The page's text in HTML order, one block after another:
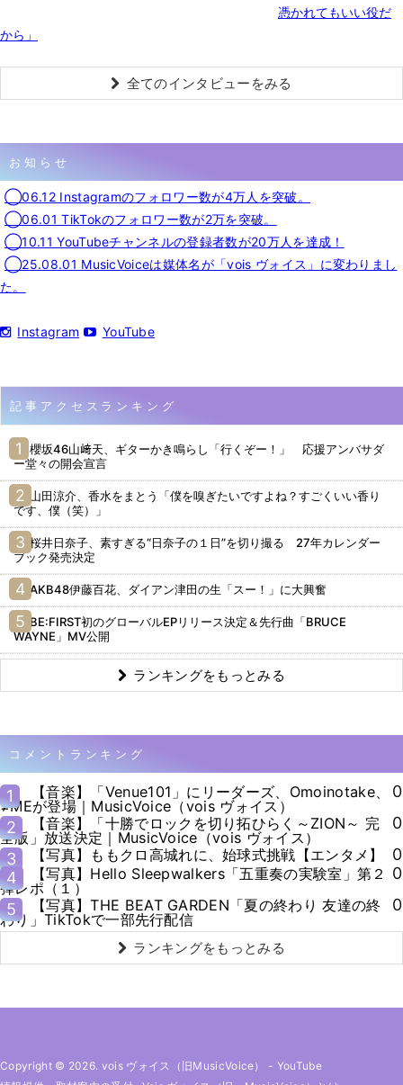
憑かれてもいい役だ
から」
全てのインタビューをみる
お知らせ
◯06.12 Instagramのフォロワー数が4万人を突破。
◯06.01 TikTokのフォロワー数が2万を突破。
◯10.11 YouTubeチャンネルの登録者数が20万人を達成！
◯25.08.01 MusicVoiceは媒体名が「vois ヴォイス」に変わりまし
た。
Instagram YouTube
記事アクセスランキング
櫻坂46山﨑天、ギターかき鳴らし「行くぞー！」 応援アンバサダ
ー堂々の開会宣言
山田涼介、香水をまとう「僕を嗅ぎたいですよね？すごくいい香り
です、僕（笑）」
桜井日奈子、素すぎる“日奈子の１日”を切り撮る 27年カレンダー
ブック発売決定
AKB48伊藤百花、ダイアン津田の生「スー！」に大興奮
BE:FIRST初のグローバルEPリリース決定＆先行曲「BRUCE
WAYNE」MV公開
ランキングをもっとみる
コメントランキング
1
【音楽】「Venue101」にリーダーズ、Omoinotake、
≠MEが登場｜MusicVoice（vois ヴォイス）
0
2
【音楽】「十勝でロックを切り拓ひらく～ZION～ 完
全版」放送決定｜MusicVoice（vois ヴォイス）
0
3
【写真】ももクロ高城れに、始球式挑戦【エンタメ】
0
4
【写真】Hello Sleepwalkers「五重奏の実験室」第２
弾レポ（１）
0
5
【写真】THE BEAT GARDEN「夏の終わり 友達の終
わり」TikTokで一部先行配信
0
ランキングをもっとみる
Copyright © 2026. vois ヴォイス（旧MusicVoice） - YouTube